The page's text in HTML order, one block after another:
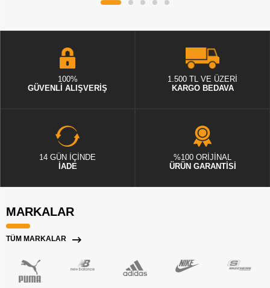
100%
GÜVENLİ ALIŞVERİŞ
1.500 TL VE ÜZERİ
KARGO BEDAVA
14 GÜN İÇİNDE
İADE
%100 ORİJİNAL
ÜRÜN GARANTİSİ
MARKALAR
TÜM MARKALAR